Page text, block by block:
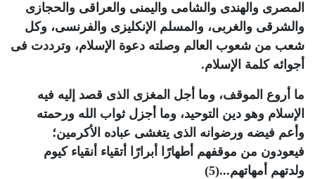
المصرى والهندى والشامى واليمنى والعراقى والحجازى
والشرقى والغربى، والمسلم الإنكليزى والفرنسى، وكل
شعب من شعوب العالم وصلته دعوة الإسلام، وترددت فى
أجوائه كلمة الإسلام.
ما أروع الموقف، وما أجل المغزى الذى قصد إليه فيه
الإسلام وهو دين التوحيد، وما أجزل ثواب الله ورحمته
وأعم فيضه ورضوانه الذى يتغشى عباده الأكرمين؛
فيعودون من موقفهم أطهارًا أبرارًا أتقياء أنقياء كيوم
ولدتهم أمهاتهم...(5)